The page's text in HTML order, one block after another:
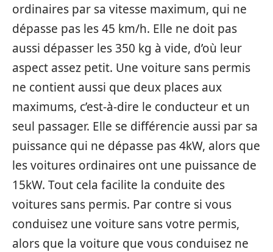
ordinaires par sa vitesse maximum, qui ne
dépasse pas les 45 km/h. Elle ne doit pas
aussi dépasser les 350 kg à vide, d’où leur
aspect assez petit. Une voiture sans permis
ne contient aussi que deux places aux
maximums, c’est-à-dire le conducteur et un
seul passager. Elle se différencie aussi par sa
puissance qui ne dépasse pas 4kW, alors que
les voitures ordinaires ont une puissance de
15kW. Tout cela facilite la conduite des
voitures sans permis. Par contre si vous
conduisez une voiture sans votre permis,
alors que la voiture que vous conduisez ne